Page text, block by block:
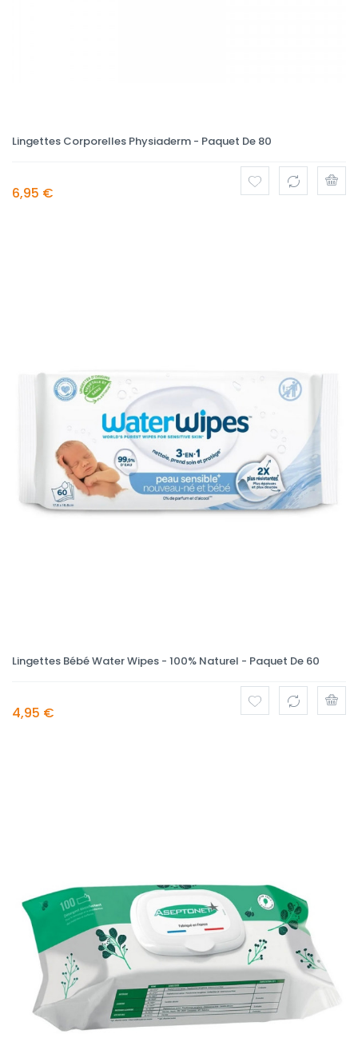
Lingettes Corporelles Physiaderm - Paquet De 80
6,95 €
Lingettes Bébé Water Wipes - 100% Naturel - Paquet De 60
4,95 €